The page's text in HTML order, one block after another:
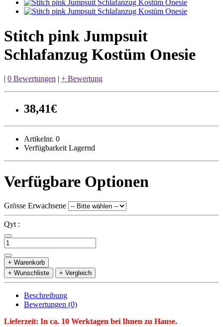
Stitch pink Jumpsuit
Schlafanzug Kostüm Onesie
| 0 Bewertungen | + Bewertung
38,41€
Artikelnr. 0
Verfügbarkeit Lagernd
Verfügbare Optionen
Grösse Erwachsene
Qyt :
+ Warenkorb
+ Wunschliste
+ Vergleich
Beschreibung
Bewertungen (0)
Lieferzeit: In ca. 10 Werktagen bei Ihnen zu Hause.